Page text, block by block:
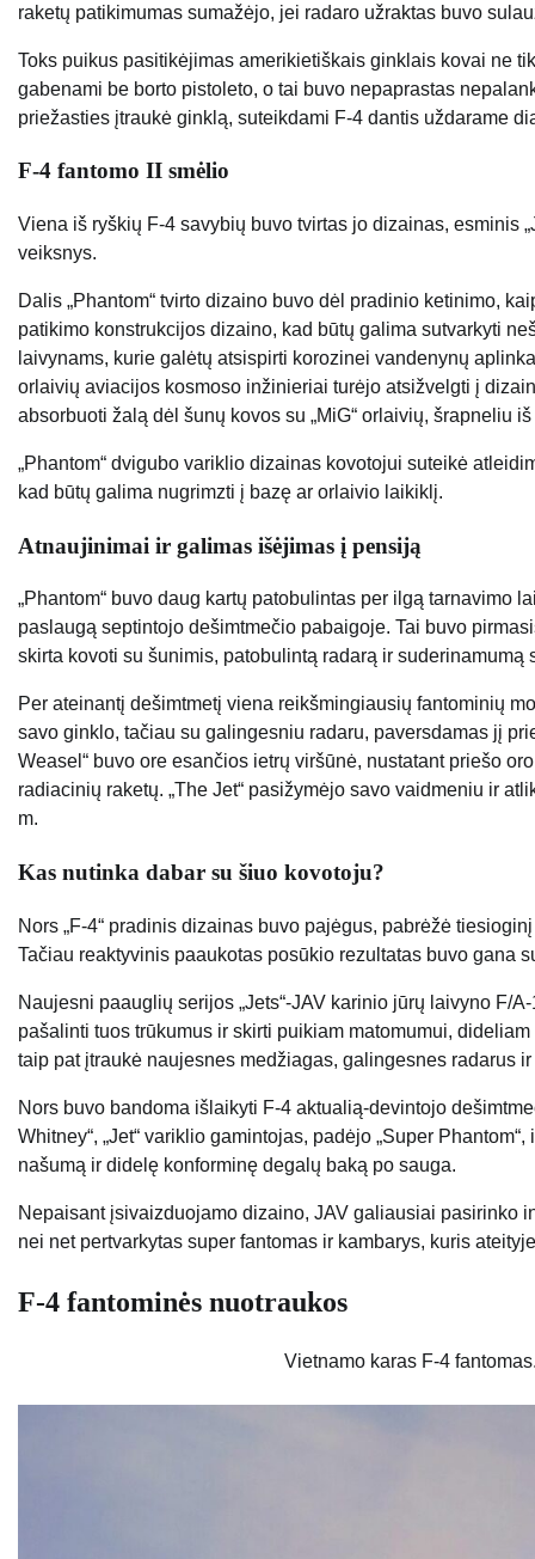
raketų patikimumas sumažėjo, jei radaro užraktas buvo
Toks puikus pasitikėjimas amerikietiškais ginklais kovai ne
gabenami be borto pistoleto, o tai buvo nepaprastas
priežasties įtraukė ginklą, suteikdami F-4 dantis uždarame
F-4 fantomo II smėlio
Viena iš ryškių F-4 savybių buvo tvirtas jo dizainas, esminis
veiksnys.
Dalis „Phantom“ tvirto dizaino buvo dėl pradinio ketinimo,
patikimo konstrukcijos dizaino, kad būtų galima sutvarkyti
laivynams, kurie galėtų atsispirti korozinei vandenynų
orlaivių aviacijos kosmoso inžinieriai turėjo atsižvelgti į
absorbuoti žalą dėl šunų kovos su „MiG“ orlaivių, šrapneliu
„Phantom“ dvigubo variklio dizainas kovotojui suteikė
kad būtų galima nugrimzti į bazę ar orlaivio laikiklį.
Atnaujinimai ir galimas išėjimas į pensiją
„Phantom“ buvo daug kartų patobulintas per ilgą tarnavimo
paslaugą septintojo dešimtmečio pabaigoje. Tai buvo
skirta kovoti su šunimis, patobulintą radarą ir suderinamumą
Per ateinantį dešimtmetį viena reikšmingiausių fantominių
savo ginklo, tačiau su galingesniu radaru, paversdamas jį
Weasel“ buvo ore esančios ietrų viršūnė, nustatant priešo
radiacinių raketų. „The Jet“ pasižymėjo savo vaidmeniu ir
m.
Kas nutinka dabar su šiuo kovotoju?
Nors „F-4“ pradinis dizainas buvo pajėgus, pabrėžė
Tačiau reaktyvinis paaukotas posūkio rezultatas buvo gana
Naujesni paauglių serijos „Jets“-JAV karinio jūrų laivyno F/
pašalinti tuos trūkumus ir skirti puikiam matomumui,
taip pat įtraukė naujesnes medžiagas, galingesnes radarus
Nors buvo bandoma išlaikyti F-4 aktualią-devintojo
Whitney“, „Jet“ variklio gamintojas, padėjo „Super
našumą ir didelę konforminę degalų baką po sauga.
Nepaisant įsivaizduojamo dizaino, JAV galiausiai pasirinko
nei net pertvarkytas super fantomas ir kambarys, kuris
F-4 fantominės nuotraukos
Vietnamo karas F-4